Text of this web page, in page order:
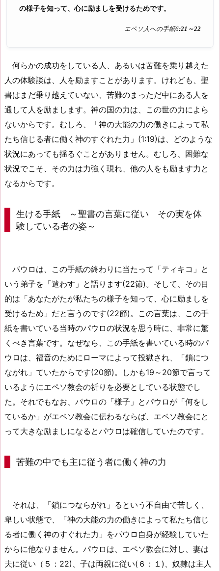
の様子を知って、心に励ましを受けるためです。
エペソ人への手紙6:21～22
何らかの成功をしている人、あるいは苦難を乗り越えた
人の体験談は、人を励ますことがあります。けれども、聖
書はまだ乗り越えていない、苦難のまっただ中にある人を
通して人を励まします。神の国の力は、この世の力によら
ないからです。むしろ、「神の大能の力の働きによって私
たち信じる者に働く神のすぐれた力」(1:19)は、どのような
状況にあっても揺るぐことがありません。むしろ、困難な
状況でこそ、その力は力強く現れ、他の人をも励ます力と
なるからです。
生ける手紙 ～聖書の言葉に従い その実を体
験している者の姿～
パウロは、この手紙の終わりに当たって「ティキコ」と
いう弟子を「遣わす」と語ります(22節)。そして、その目
的は「あなたがたが私たちの様子を知って、心に励ましを
受けるため」だと言うのです(22節)。この言葉は、この手
紙を書いている当時のパウロの状況を思う時に、非常に驚
くべき言葉です。なぜなら、この手紙を書いている時のパ
ウロは、福音のためにローマによって投獄され、「鎖につ
ながれ」ていたからです(20節)。しかも19～20節で言って
いるようにエペソ教会の祈りを必要としている状態でし
た。それでもなお、パウロの「様子」とパウロが「何をし
ているか」がエペソ教会に伝わるならば、エペソ教会にと
って大きな励ましになるとパウロは確信していたのです。
苦難の中でも主に従う者に働く神の力
それは、「鎖につならがれ」るという不自由で苦しく、
卑しい状態で、「神の大能の力の働きによって私たち信じ
る者に働く神のすぐれた力」をパウロ自身が経験していた
からに他なりません。パウロは、エペソ教会に対し、妻は
夫に従い（５：22)、子は両親に従い(６：１)、奴隷は主人